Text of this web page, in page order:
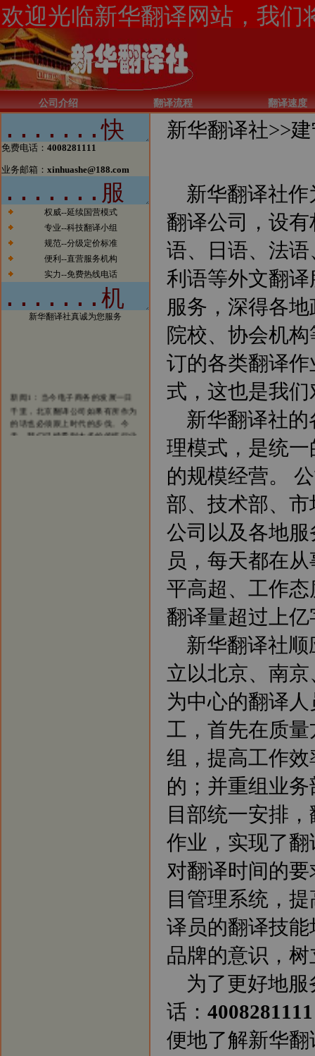
公司介绍 翻译流程 翻译速度
免费电话： 4008281111
业务邮箱： xinhuashe@188.com
权威--延续国营模式
专业--科技翻译小组
规范--分级定价标准
便利--直营服务机构
实力--免费热线电话
新华翻译社真诚为您服务
千里，北京翻译公司如果有所作为
的话也必须跟上时代的步伐。今
天，我们已经看到太多的传统行业
新华翻译社>>
新华翻译社作
翻译公司，设
语、日语、法
利语等外文翻
服务，深得各
院校、协会机
订的各类翻译
式，这也是我
新华翻译社的
理模式，是统
的规模经营。
部、技术部、
公司以及各地
员，每天都在
平高超、工作
翻译量超过上
新华翻译社顺
立以北京、南
为中心的翻译
工，首先在质
组，提高工作
的；并重组业
目部统一安排
作业，实现了
对翻译时间的
目管理系统，
译员的翻译技
品牌的意识，
为了更好地服
话： 4008281111
便地了解新华